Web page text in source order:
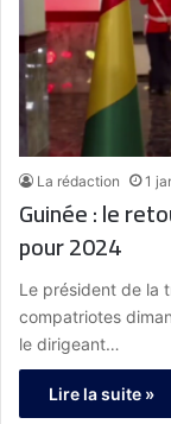
La rédaction 1
Guinée : le
pour 2024
Le président de la
compatriotes
le dirigeant…
Lire la suite »